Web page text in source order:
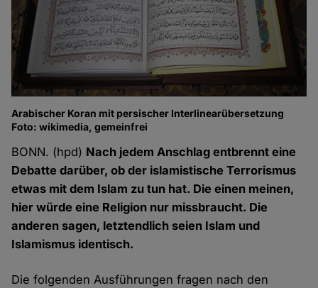
Arabischer Koran mit persischer Interlinearübersetzung
Foto: wikimedia, gemeinfrei
BONN. (hpd) Nach jedem Anschlag entbrennt eine
Debatte darüber, ob der islamistische Terrorismus
etwas mit dem Islam zu tun hat. Die einen meinen,
hier würde eine Religion nur missbraucht. Die
anderen sagen, letztendlich seien Islam und
Islamismus identisch.
Die folgenden Ausführungen fragen nach den